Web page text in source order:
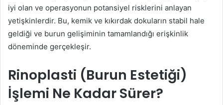
iyi olan ve operasyonun potansiyel risklerini anlayan
yetişkinlerdir. Bu, kemik ve kıkırdak dokuların stabil hale
geldiği ve burun gelişiminin tamamlandığı erişkinlik
döneminde gerçekleşir.
Rinoplasti (Burun Estetiği)
İşlemi Ne Kadar Sürer?